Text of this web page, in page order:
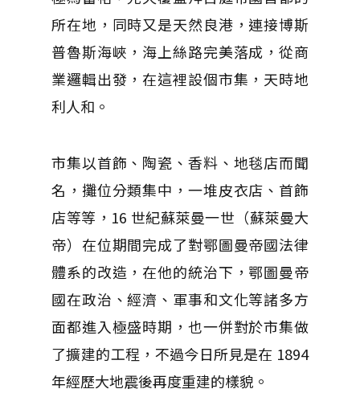
所在地，同時又是天然良港，連接博斯
普魯斯海峽，海上絲路完美落成，從商
業邏輯出發，在這裡設個市集，天時地
利人和。
市集以首飾、陶瓷、香料、地毯店而聞
名，攤位分類集中，一堆皮衣店、首飾
店等等，16 世紀蘇萊曼一世（蘇萊曼大
帝）在位期間完成了對鄂圖曼帝國法律
體系的改造，在他的統治下，鄂圖曼帝
國在政治、經濟、軍事和文化等諸多方
面都進入極盛時期，也一併對於市集做
了擴建的工程，不過今日所見是在 1894
年經歷大地震後再度重建的樣貌。